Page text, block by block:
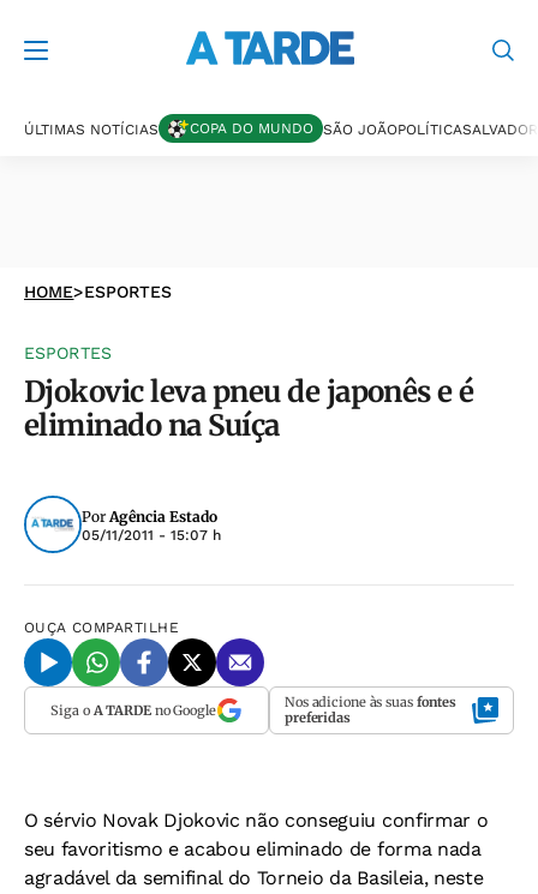
ÚLTIMAS NOTÍCIAS COPA DO MUNDO SÃO JOÃOPOLÍTICASALVADOR
HOME>ESPORTES
ESPORTES
Djokovic leva pneu de japonês e é
eliminado na Suíça
PorAgência Estado
05/11/2011 - 15:07 h
OUÇA COMPARTILHE
Siga o A TARDEno Google Nos adicione às suas fontes
preferidas
O sérvio Novak Djokovic não conseguiu confirmar o
seu favoritismo e acabou eliminado de forma nada
agradável da semifinal do Torneio da Basileia, neste